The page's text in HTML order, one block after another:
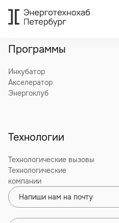
Программы
Инкубатор
Акселератор
Энергоклуб
Технологии
Технологические вызовы
Технологические
компании
Напиши нам на почту